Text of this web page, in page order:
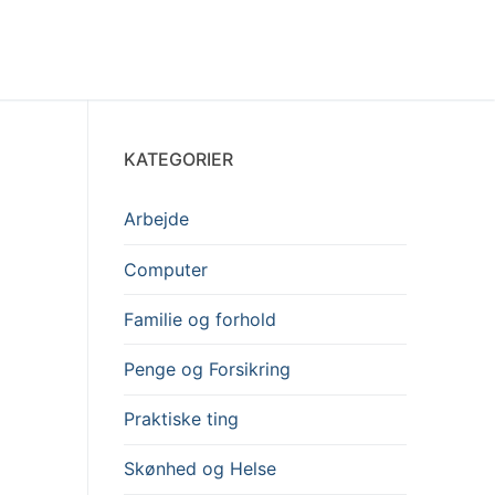
KATEGORIER
Arbejde
Computer
Familie og forhold
Penge og Forsikring
Praktiske ting
Skønhed og Helse